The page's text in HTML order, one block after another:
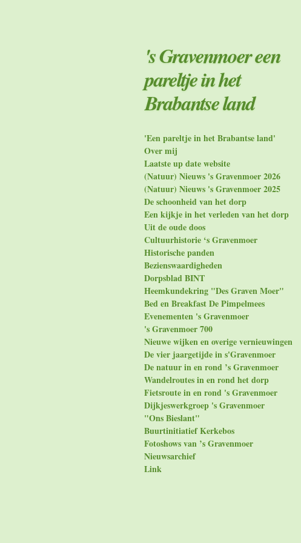
's Gravenmoer een
pareltje in het
Brabantse land
'Een pareltje in het Brabantse land'
Over mij
Laatste up date website
(Natuur) Nieuws 's Gravenmoer 2026
(Natuur) Nieuws 's Gravenmoer 2025
De schoonheid van het dorp
Een kijkje in het verleden van het dorp
Uit de oude doos
Cultuurhistorie ‘s Gravenmoer
Historische panden
Bezienswaardigheden
Dorpsblad BINT
Heemkundekring "Des Graven Moer"
Bed en Breakfast De Pimpelmees
Evenementen 's Gravenmoer
's Gravenmoer 700
Nieuwe wijken en overige vernieuwingen
De vier jaargetijde in s'Gravenmoer
De natuur in en rond ’s Gravenmoer
Wandelroutes in en rond het dorp
Fietsroute in en rond 's Gravenmoer
Dijkjeswerkgroep 's Gravenmoer
"Ons Bieslant"
Buurtinitiatief Kerkebos
Fotoshows van ’s Gravenmoer
Nieuwsarchief
Link